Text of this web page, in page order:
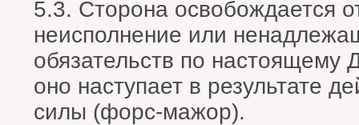
5.3. Сторона освобождается
неисполнение или
обязательств по настоящему
оно наступает в результате
силы (форс-мажор).